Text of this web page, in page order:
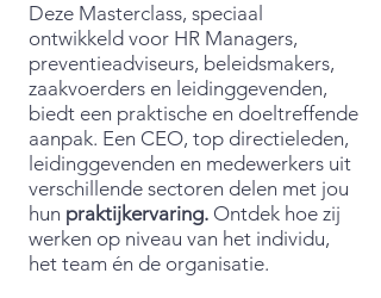
Deze Masterclass, speciaal
ontwikkeld voor HR Managers,
preventieadviseurs, beleidsmakers,
zaakvoerders en leidinggevenden,
biedt een praktische en doeltreffende
aanpak. Een CEO, top directieleden,
leidinggevenden en medewerkers uit
verschillende sectoren delen met jou
hun praktijkervaring. Ontdek hoe zij
werken op niveau van het individu,
het team én de organisatie.